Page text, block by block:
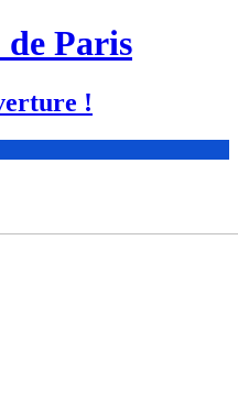
de Paris
!